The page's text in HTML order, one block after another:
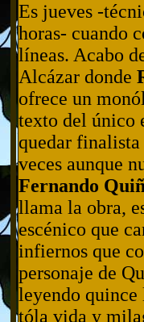
Es jueves -
horas- cuando
líneas. Acabo
Alcázar donde
ofrece un
texto del único
quedar
veces aunque
Fernando
llama la obra,
escénico que
infiernos que
personaje de
leyendo quince
tóla vida y